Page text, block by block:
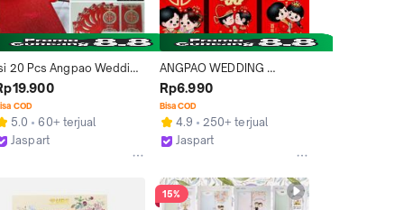
20 Pcs Angpao Wedding
Sangjit Pernikahan
Mika
COD
5.0
60+ terjual
Jaspart
ANGPAO WEDDING
PANJANG AMPLOP
WEDDING ANGPAO
SANGJIT ANGPAO SUSU
TEBAL MURAH READY
STOCK
Rp6.990
Bisa COD
4.9
250+ terjual
Jaspart
15%